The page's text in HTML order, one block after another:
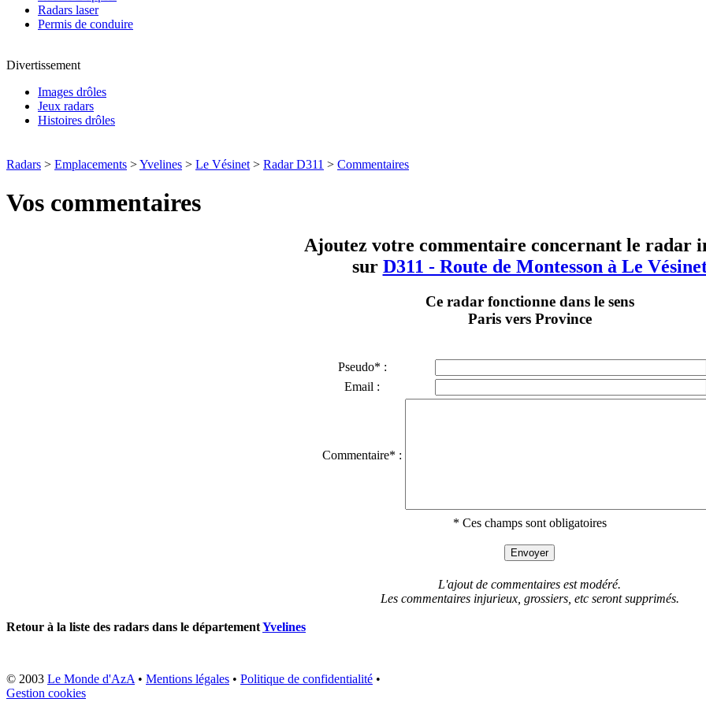
Radars laser
Permis de conduire
Divertissement
Images drôles
Jeux radars
Histoires drôles
Radars > Emplacements >Yvelines > Le Vésinet > Radar D311 > Commentaires
Vos commentaires
Ajoutez votre commentaire concernant le radar
sur D311 - Route de Montesson à Le
Ce radar fonctionne dans le sens
Paris vers Province
Pseudo* :
Email :
Commentaire* :
* Ces champs sont obligatoires
L'ajout de commentaires est modéré.
Les commentaires injurieux, grossiers, etc seront supprimés.
Retour à la liste des radars dans le départementYvelines
© 2003 Le Monde d'AzA • Mentions légales • Politique de confidentialité •
Gestion cookies